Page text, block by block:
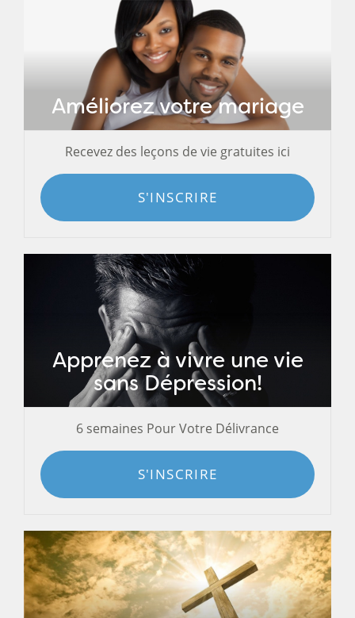
Améliorez votre mariage
Recevez des leçons de vie gratuites ici
S'INSCRIRE
Apprenez à vivre une vie
sans Dépression!
6 semaines Pour Votre Délivrance
S'INSCRIRE